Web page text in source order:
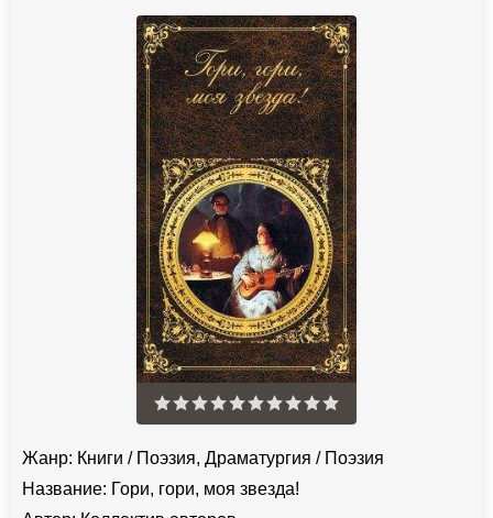
Жанр: Книги / Поэзия, Драматургия / Поэзия
Название: Гори, гори, моя звезда!